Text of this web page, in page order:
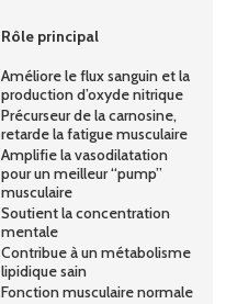
Rôle principal
Améliore le flux sanguin et la
production d’oxyde nitrique
Précurseur de la carnosine,
retarde la fatigue musculaire
Amplifie la vasodilatation
pour un meilleur “pump”
musculaire
Soutient la concentration
mentale
Contribue à un métabolisme
lipidique sain
Fonction musculaire normale